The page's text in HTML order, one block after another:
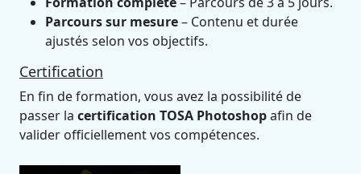
Parcours sur mesure– Contenu et durée
ajustés selon vos objectifs.
Certification
En fin de formation, vous avez la possibilité de
passer la certification TOSA Photoshopafin de
valider officiellement vos compétences.